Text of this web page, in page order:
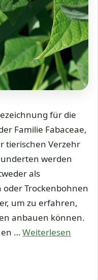
für die
Familie Fabaceae,
tierischen Verzehr
werden
als
Trockenbohnen
um zu erfahren,
anbauen können.
…Weiterlesen